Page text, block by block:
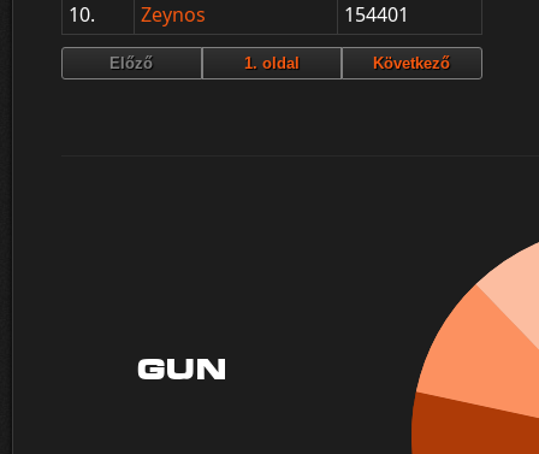
10.
Zeynos 154401
GUN